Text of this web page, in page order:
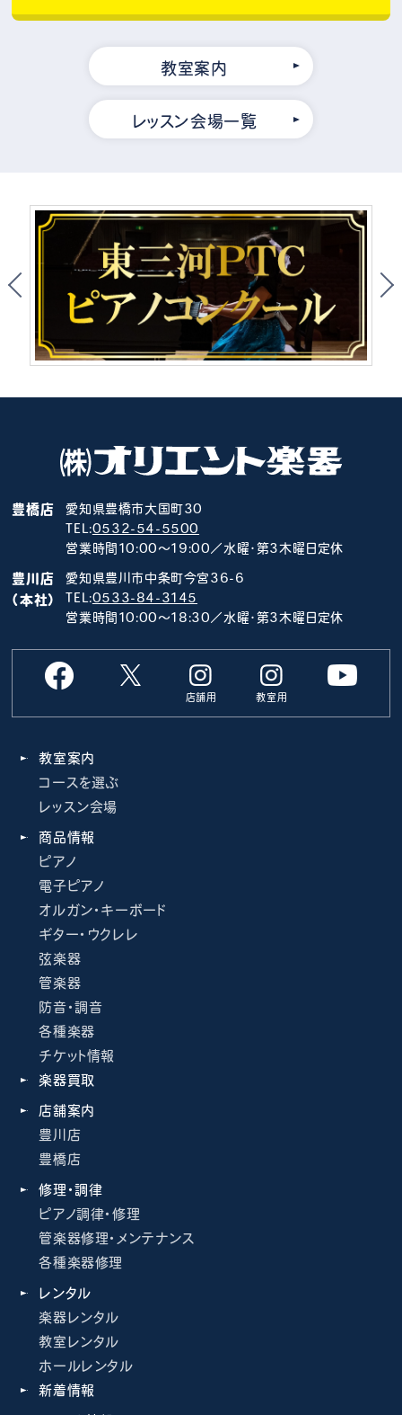
教室案内
レッスン会場一覧
豊橋店
愛知県豊橋市大国町30
TEL:0532-54-5500
営業時間10:00～19:00／水曜･第3木曜日定休
豊川店
（本社）
愛知県豊川市中条町今宮36-6
TEL:0533-84-3145
営業時間10:00～18:30／水曜･第3木曜日定休
店舗用 教室用
教室案内
コースを選ぶ
レッスン会場
商品情報
ピアノ
電子ピアノ
オルガン・キーボード
ギター・ウクレレ
弦楽器
管楽器
防音・調音
各種楽器
チケット情報
楽器買取
店舗案内
豊川店
豊橋店
修理・調律
ピアノ調律・修理
管楽器修理・メンテナンス
各種楽器修理
レンタル
楽器レンタル
教室レンタル
ホールレンタル
新着情報